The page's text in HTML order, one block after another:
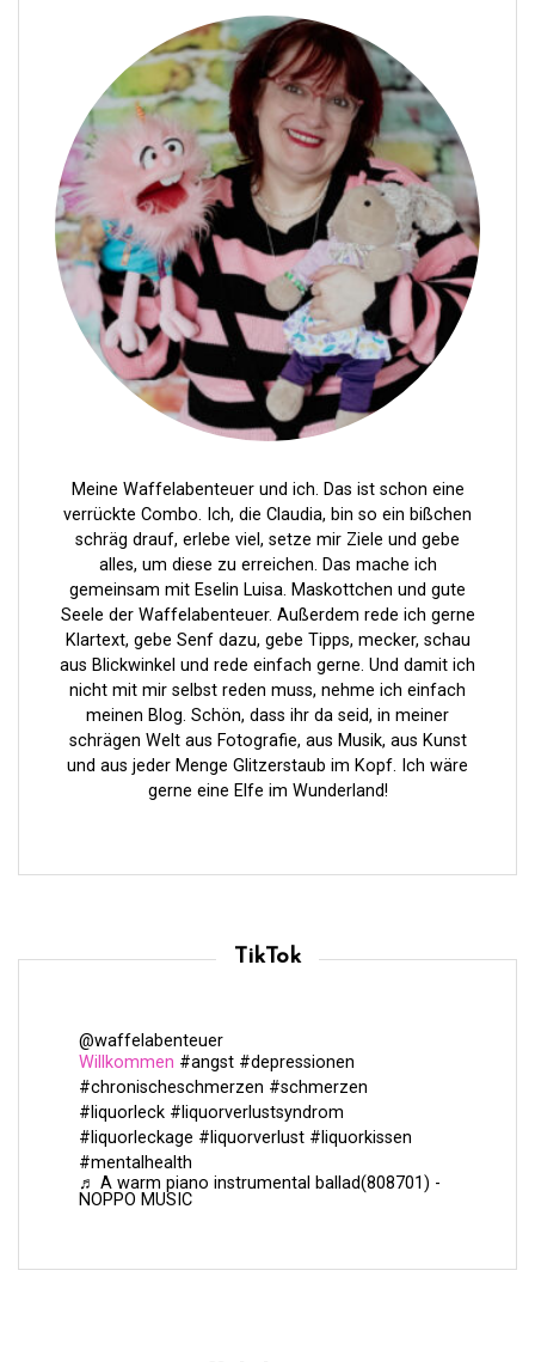
Meine Waffelabenteuer und ich. Das ist schon eine
verrückte Combo. Ich, die Claudia, bin so ein bißchen
schräg drauf, erlebe viel, setze mir Ziele und gebe
alles, um diese zu erreichen. Das mache ich
gemeinsam mit Eselin Luisa. Maskottchen und gute
Seele der Waffelabenteuer. Außerdem rede ich gerne
Klartext, gebe Senf dazu, gebe Tipps, mecker, schau
aus Blickwinkel und rede einfach gerne. Und damit ich
nicht mit mir selbst reden muss, nehme ich einfach
meinen Blog. Schön, dass ihr da seid, in meiner
schrägen Welt aus Fotografie, aus Musik, aus Kunst
und aus jeder Menge Glitzerstaub im Kopf. Ich wäre
gerne eine Elfe im Wunderland!
TikTok
@waffelabenteuer
Willkommen #angst #depressionen
#chronischeschmerzen #schmerzen
#liquorleck #liquorverlustsyndrom
#liquorleckage #liquorverlust #liquorkissen
#mentalhealth
♬ A warm piano instrumental ballad(808701) -
NOPPO MUSIC